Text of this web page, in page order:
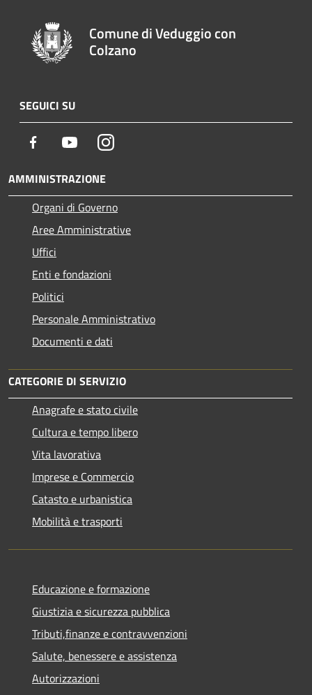
Comune di Veduggio con
Colzano
SEGUICI SU
Facebook YoutubeInstagram
AMMINISTRAZIONE
Organi di Governo
Aree Amministrative
Uffici
Enti e fondazioni
Politici
Personale Amministrativo
Documenti e dati
CATEGORIE DI SERVIZIO
Anagrafe e stato civile
Cultura e tempo libero
Vita lavorativa
Imprese e Commercio
Catasto e urbanistica
Mobilità e trasporti
Educazione e formazione
Giustizia e sicurezza pubblica
Tributi,finanze e contravvenzioni
Salute, benessere e assistenza
Autorizzazioni